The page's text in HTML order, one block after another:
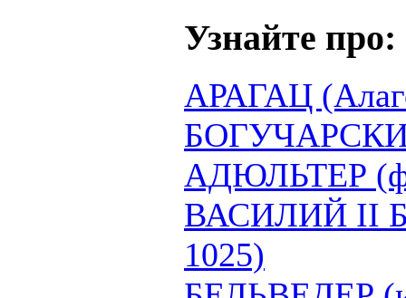
Узнайте про:
АРАГАЦ
АДЮЛЬТЕР
ВАСИЛИЙ II
1025)